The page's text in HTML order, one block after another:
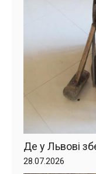
Де у Львові
28.07.2026